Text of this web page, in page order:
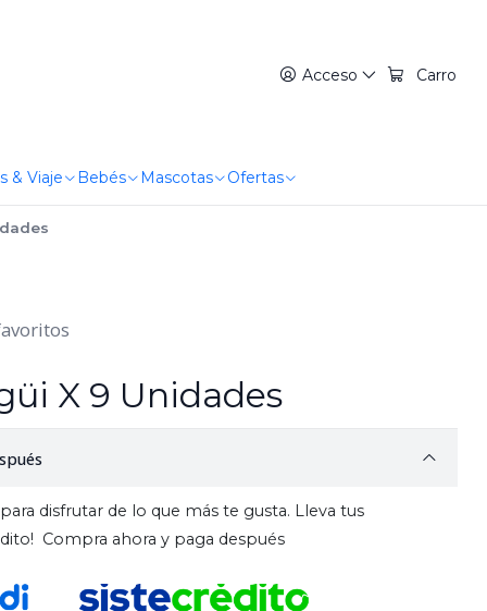
Acceso Carro
& Viaje Bebés Mascotas Ofertas
X 9 Unidades
disfrutar de lo que más te gusta. Lleva tus
Compra ahora y paga después